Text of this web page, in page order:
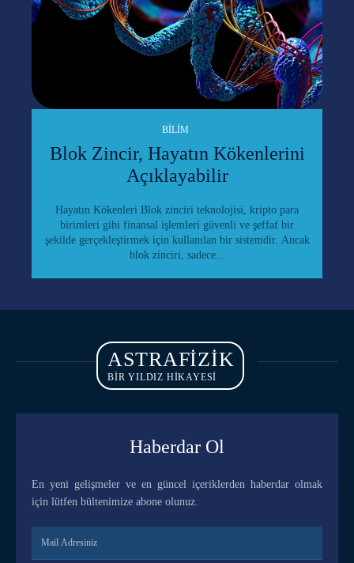
BILIM
Blok Zincir, Hayatın Kökenlerini
Açıklayabilir
Hayatın Kökenleri Blok zinciri teknolojisi, kripto para
birimleri gibi finansal işlemleri güvenli ve şeffaf bir
şekilde gerçekleştirmek için kullanılan bir sistemdir. Ancak
blok zinciri, sadece...
ASTRAFIZIK
BİR YILDIZ HİKAYESİ
Haberdar Ol
En yeni gelişmeler ve en güncel içeriklerden haberdar olmak
için lütfen bültenimize abone olunuz.